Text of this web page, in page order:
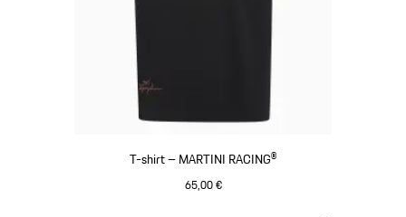
T-shirt – MARTINI RACING®
65,00 €